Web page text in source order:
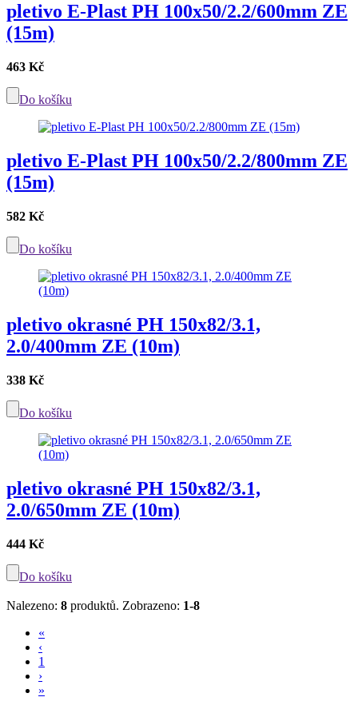
pletivo E-Plast PH 100x50/2.2/600mm ZE
(15m)
463 Kč
Do košíku
pletivo E-Plast PH 100x50/2.2/800mm ZE
(15m)
582 Kč
Do košíku
pletivo okrasné PH 150x82/3.1,
2.0/400mm ZE (10m)
338 Kč
Do košíku
pletivo okrasné PH 150x82/3.1,
2.0/650mm ZE (10m)
444 Kč
Do košíku
Nalezeno: 8 produktů. Zobrazeno: 1-8
«
‹
1
›
»